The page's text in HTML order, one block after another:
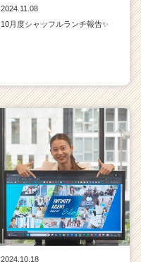
2024.11.08
10月度シャッフルランチ報告✨
2024.10.18